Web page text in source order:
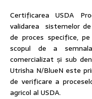
Certificarea USDA
validarea sistemelor
de proces specifice,
scopul de a
comercializat și sub
Utrisha N/BlueN este
de verificare a
agricol al USDA.